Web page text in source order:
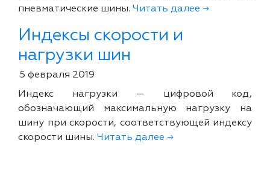
пневматические шины. Читать далее →
Индексы скорости и
нагрузки шин
5 февраля 2019
Индекс нагрузки — цифровой код,
обозначающий максимальную нагрузку на
шину при скорости, соответствующей индексу
скорости шины. Читать далее →